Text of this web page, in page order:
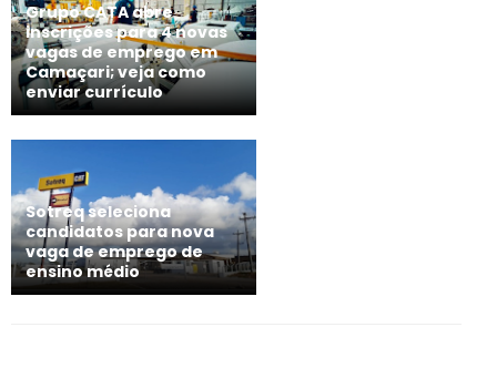
Grupo CATA abre
inscrições para 4 novas
vagas de emprego em
Camaçari; veja como
enviar currículo
Sotreq seleciona
candidatos para nova
vaga de emprego de
ensino médio